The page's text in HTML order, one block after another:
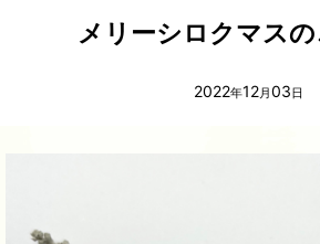
メリーシロクマス
2022年12月03日